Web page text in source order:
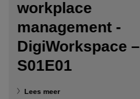
workplace
management -
DigiWorkspace –
S01E01
Lees meer